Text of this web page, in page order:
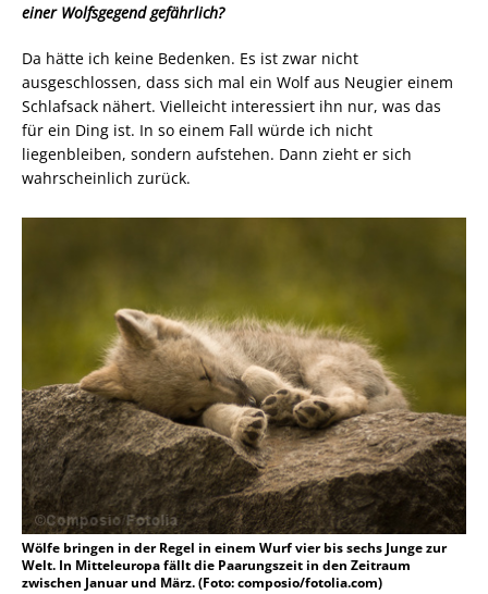
einer Wolfsgegend gefährlich?
Da hätte ich keine Bedenken. Es ist zwar nicht
ausgeschlossen, dass sich mal ein Wolf aus Neugier einem
Schlafsack nähert. Vielleicht interessiert ihn nur, was das
für ein Ding ist. In so einem Fall würde ich nicht
liegenbleiben, sondern aufstehen. Dann zieht er sich
wahrscheinlich zurück.
Wölfe bringen in der Regel in einem Wurf vier bis sechs Junge zur
Welt. In Mitteleuropa fällt die Paarungszeit in den Zeitraum
zwischen Januar und März. (Foto: composio/fotolia.com)